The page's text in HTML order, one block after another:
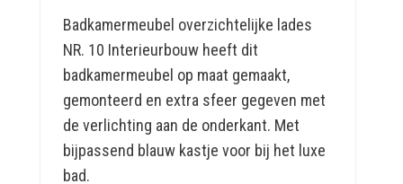
Badkamermeubel overzichtelijke lades
NR. 10 Interieurbouw heeft dit
badkamermeubel op maat gemaakt,
gemonteerd en extra sfeer gegeven met
de verlichting aan de onderkant. Met
bijpassend blauw kastje voor bij het luxe
bad.